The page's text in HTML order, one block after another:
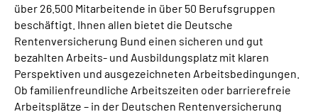
über 26.500 Mitarbeitende in über 50 Berufsgruppen
beschäftigt. Ihnen allen bietet die Deutsche
Rentenversicherung Bund einen sicheren und gut
bezahlten Arbeits- und Ausbildungsplatz mit klaren
Perspektiven und ausgezeichneten Arbeitsbedingungen.
Ob familienfreundliche Arbeitszeiten oder barrierefreie
Arbeitsplätze – in der Deutschen Rentenversicherung